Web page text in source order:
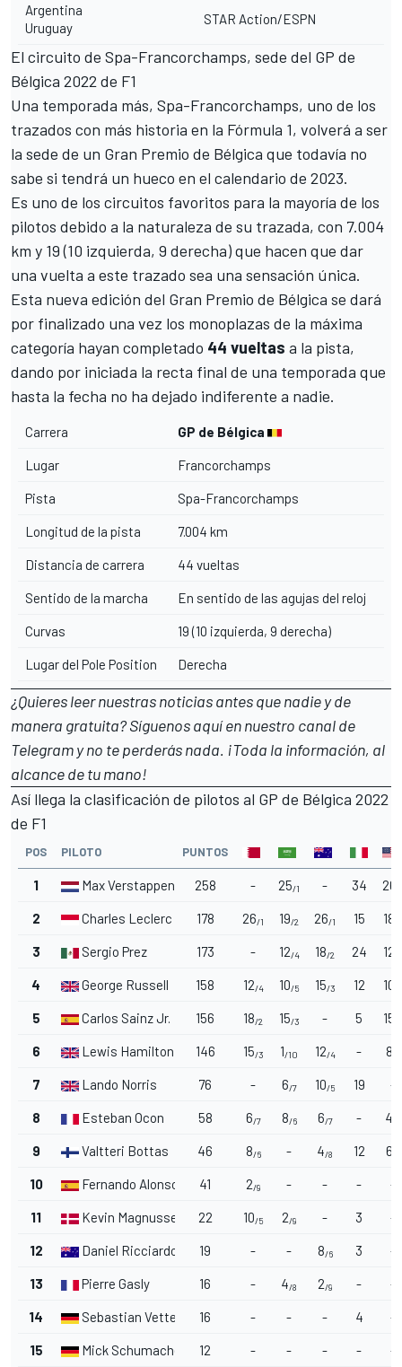
Argentina
Uruguay
STAR Action/ESPN
El circuito de Spa-Francorchamps, sede del GP de
Bélgica 2022 de F1
Una temporada más, Spa-Francorchamps, uno de los
trazados con más historia en la Fórmula 1, volverá a ser
la sede de un Gran Premio de Bélgica que todavía no
sabe si tendrá un hueco en el calendario de 2023.
Es uno de los circuitos favoritos para la mayoría de los
pilotos debido a la naturaleza de su trazada, con 7.004
km y 19 (10 izquierda, 9 derecha) que hacen que dar
una vuelta a este trazado sea una sensación única.
Esta nueva edición del Gran Premio de Bélgica se dará
por finalizado una vez los monoplazas de la máxima
categoría hayan completado 44 vueltas a la pista,
dando por iniciada la recta final de una temporada que
hasta la fecha no ha dejado indiferente a nadie.
Carrera GP de Bélgica
Lugar Francorchamps
Pista Spa-Francorchamps
Longitud de la pista 7.004 km
Distancia de carrera 44 vueltas
Sentido de la marcha En sentido de las agujas del reloj
Curvas 19 (10 izquierda, 9 derecha)
Lugar del Pole Position Derecha
¿Quieres leer nuestras noticias antes que nadie y de
manera gratuita? Síguenosaquí en nuestro canal de
Telegramy no te perderás nada. ¡Toda la información, al
alcance de tu mano!
Así llega la clasificación de pilotos al GP de Bélgica 2022
de F1
POS PILOTO PUNTOS
1 Max Verstappen 258 - 25/1 - 34 26
2 Charles Leclerc 178 26/1 19/2 26/1 15 18
3 Sergio Prez 173 - 12/4 18/2 24 12
4 George Russell 158 12/4 10/5 15/3 12 10
5 Carlos Sainz Jr. 156 18/2 15/3 - 5 15
6 Lewis Hamilton 146 15/3 1/10 12/4 - 8
7 Lando Norris 76 - 6/7 10/5 19 -
8 Esteban Ocon 58 6/7 8/6 6/7 - 4
9 Valtteri Bottas 46 8/6 - 4/8 12 6
10 Fernando Alonso 41 2/9 - - - -
11 Kevin Magnussen 22 10/5 2/9 - 3 -
12 Daniel Ricciardo 19 - - 8/6 3 -
13 Pierre Gasly 16 - 4/8 2/9 - -
14 Sebastian Vettel 16 - - - 4 -
15 Mick Schumacher 12 - - - - -